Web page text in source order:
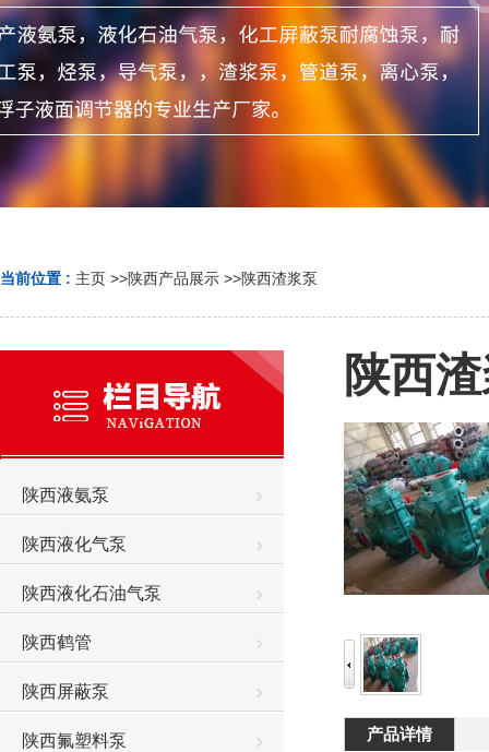
当前位置 : 主页 >>陕西产品展示 >>陕西渣浆泵
陕西液氨泵
陕西液化气泵
陕西液化石油气泵
陕西鹤管
陕西屏蔽泵
陕西氟塑料泵
陕西
产品详情